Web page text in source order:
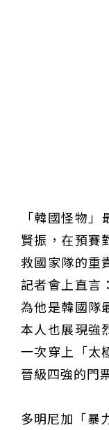
「韓國怪物
賢振，在預賽
救國家隊的重
記者會上直言
為他是韓國隊
本人也展現強
一次穿上「太
晉級四強的門
多明尼加「暴